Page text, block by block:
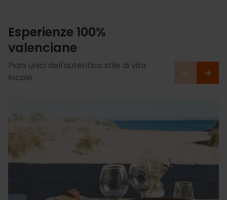
Esperienze 100%
valenciane
Piani unici dell'autentico stile di vita
locale